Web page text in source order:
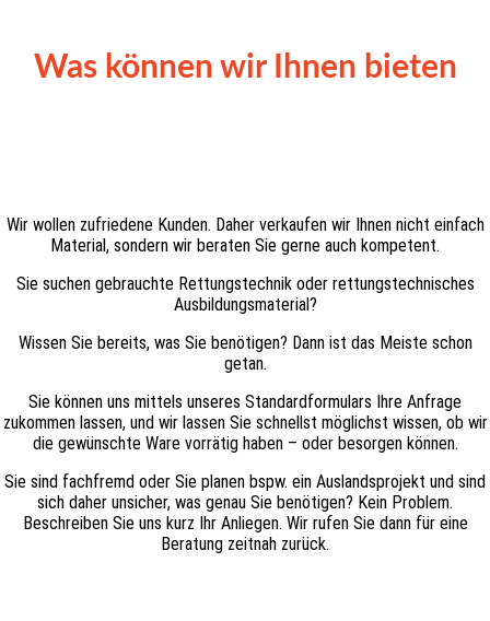
Was können wir Ihnen bieten
Wir wollen zufriedene Kunden. Daher verkaufen wir Ihnen nicht einfach
Material, sondern wir beraten Sie gerne auch kompetent.
Sie suchen gebrauchte Rettungstechnik oder rettungstechnisches
Ausbildungsmaterial?
Wissen Sie bereits, was Sie benötigen? Dann ist das Meiste schon
getan.
Sie können uns mittels unseres Standardformulars Ihre Anfrage
zukommen lassen, und wir lassen Sie schnellst möglichst wissen, ob wir
die gewünschte Ware vorrätig haben – oder besorgen können.
Sie sind fachfremd oder Sie planen bspw. ein Auslandsprojekt und sind
sich daher unsicher, was genau Sie benötigen? Kein Problem.
Beschreiben Sie uns kurz Ihr Anliegen. Wir rufen Sie dann für eine
Beratung zeitnah zurück.